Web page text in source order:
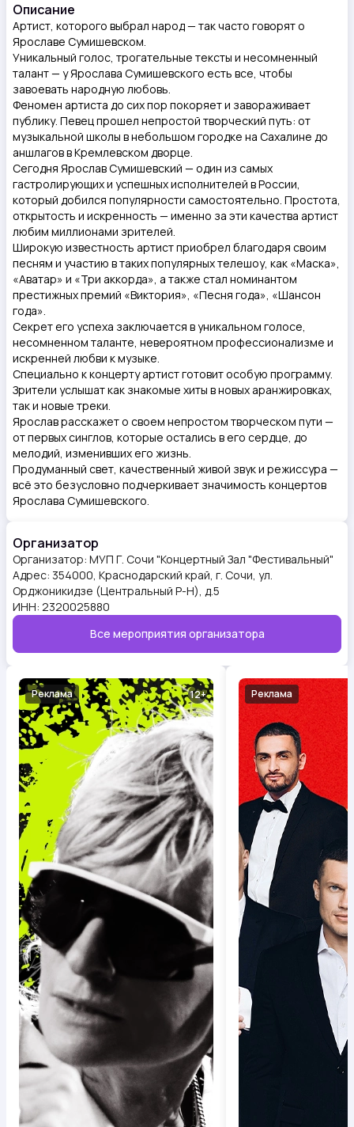
Описание
Артист, которого выбрал народ — так часто говорят о
Ярославе Сумишевском.
Уникальный голос, трогательные тексты и несомненный
талант — у Ярослава Сумишевского есть все, чтобы
завоевать народную любовь.
Феномен артиста до сих пор покоряет и завораживает
публику. Певец прошел непростой творческий путь: от
музыкальной школы в небольшом городке на Сахалине до
аншлагов в Кремлевском дворце.
Сегодня Ярослав Сумишевский — один из самых
гастролирующих и успешных исполнителей в России,
который добился популярности самостоятельно. Простота,
открытость и искренность — именно за эти качества артист
любим миллионами зрителей.
Широкую известность артист приобрел благодаря своим
песням и участию в таких популярных телешоу, как «Маска»,
«Аватар» и «Три аккорда», а также стал номинантом
престижных премий «Виктория», «Песня года», «Шансон
года».
Секрет его успеха заключается в уникальном голосе,
несомненном таланте, невероятном профессионализме и
искренней любви к музыке.
Специально к концерту артист готовит особую программу.
Зрители услышат как знакомые хиты в новых аранжировках,
так и новые треки.
Ярослав расскажет о своем непростом творческом пути —
от первых синглов, которые остались в его сердце, до
мелодий, изменивших его жизнь.
Продуманный свет, качественный живой звук и режиссура —
всё это безусловно подчеркивает значимость концертов
Ярослава Сумишевского.
Организатор
Организатор: МУП Г. Сочи "Концертный Зал "Фестивальный"
Адрес: 354000, Краснодарский край, г. Сочи, ул.
Орджоникидзе (Центральный Р-Н), д.5
ИНН: 2320025880
Все мероприятия организатора
12
Реклама Реклама